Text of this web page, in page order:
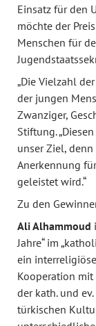
Einsatz für den
möchte der
Menschen für
„Die Vielzahl
der jungen
Zwanziger,
Stiftung.
unser Ziel, denn
Anerkennung
geleistet wird.“
Zu den
Ali Alhammoud
Jahre“ im
ein
Kooperation
der kath. und
türkischen